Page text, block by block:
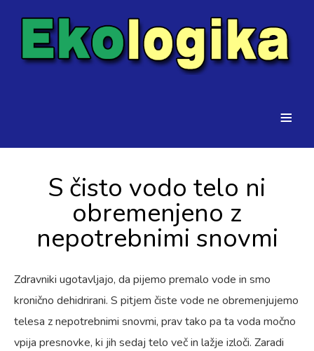
≡
S čisto vodo telo ni
obremenjeno z
nepotrebnimi snovmi
Zdravniki ugotavljajo, da pijemo premalo vode in smo
kronično dehidrirani. S pitjem čiste vode ne obremenjujemo
telesa z nepotrebnimi snovmi, prav tako pa ta voda močno
vpija presnovke, ki jih sedaj telo več in lažje izloči. Zaradi